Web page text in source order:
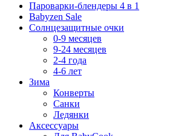
Пароварки-блендеры 4 в 1
Babyzen Sale
Солнцезащитные очки
0-9 месяцев
9-24 месяцев
2-4 года
4-6 лет
Зима
Конверты
Санки
Ледянки
Аксессуары